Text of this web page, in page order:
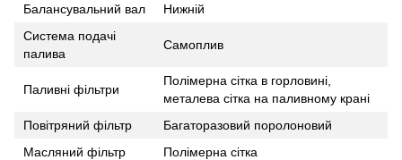
Балансувальний вал
Нижній
Система подачі
палива
Самоплив
Паливні фільтри
Полімерна сітка в горловині,
металева сітка на паливному крані
Повітряний фільтр
Багаторазовий поролоновий
Масляний фільтр
Полімерна сітка